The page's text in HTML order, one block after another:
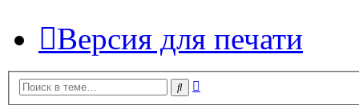
Версия для печати
Поиск